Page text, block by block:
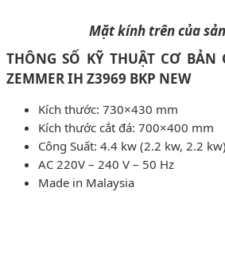
Mặt kính trên của
THÔNG SỐ KỸ THUẬT CƠ BẢN
ZEMMER IH Z3969 BKP NEW
Kích thước: 730×430 mm
Kích thước cắt đá: 700×400 mm
Công Suất: 4.4 kw (2.2 kw, 2.2 kw)
AC 220V – 240 V – 50 Hz
Made in Malaysia